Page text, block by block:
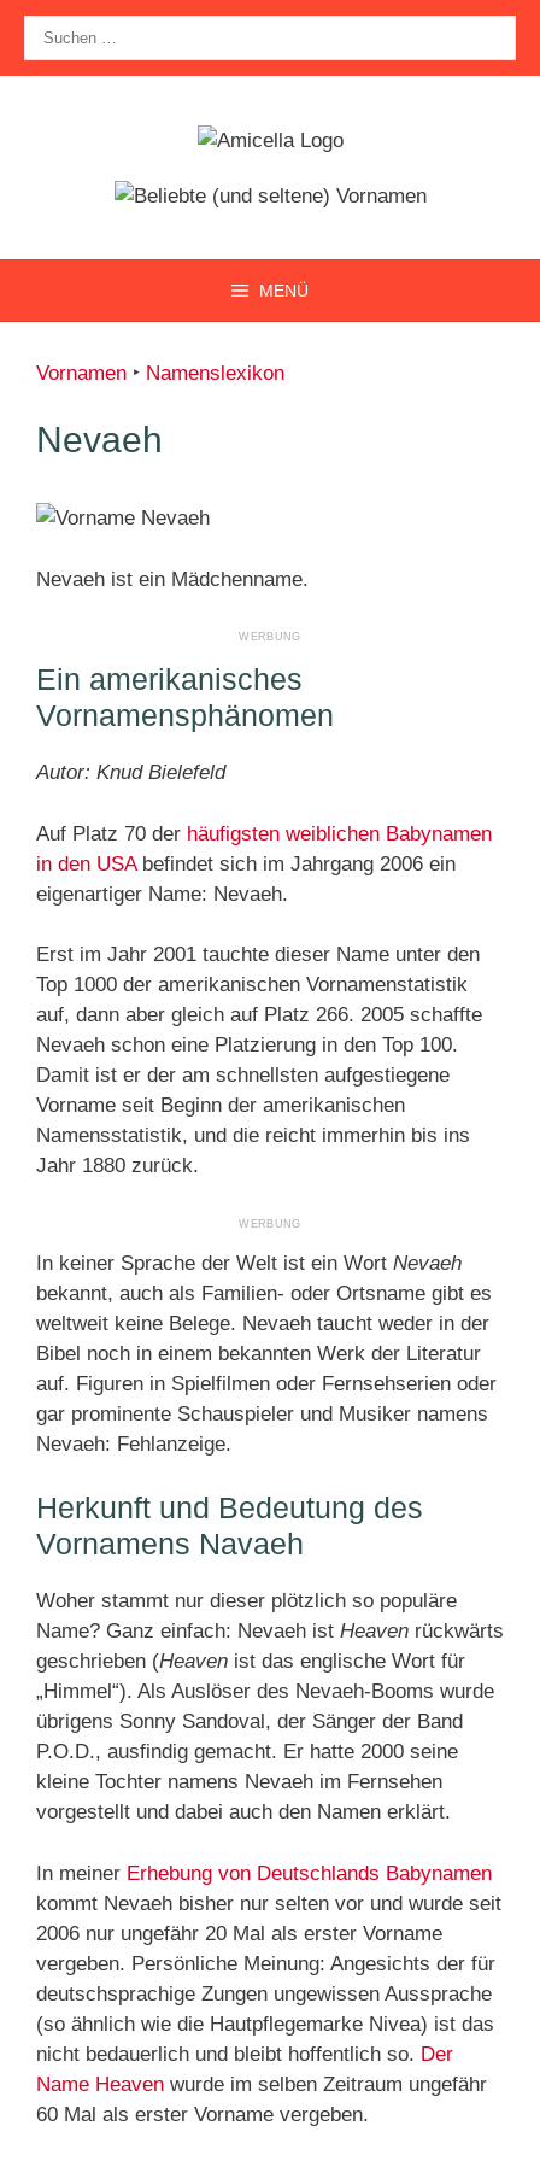
Zum
Inhalt
springen
nach:
MENÜ
Vornamen ‣ Namenslexikon
Nevaeh
Nevaeh ist ein Mädchenname.
Ein amerikanisches
Vornamensphänomen
Autor: Knud Bielefeld
Auf Platz 70 der häufigsten weiblichen Babynamen
in den USAbefindet sich im Jahrgang 2006 ein
eigenartiger Name: Nevaeh.
Erst im Jahr 2001 tauchte dieser Name unter den
Top 1000 der amerikanischen Vornamenstatistik
auf, dann aber gleich auf Platz 266. 2005 schaffte
Nevaeh schon eine Platzierung in den Top 100.
Damit ist er der am schnellsten aufgestiegene
Vorname seit Beginn der amerikanischen
Namensstatistik, und die reicht immerhin bis ins
Jahr 1880 zurück.
In keiner Sprache der Welt ist ein Wort Nevaeh
bekannt, auch als Familien- oder Ortsname gibt es
weltweit keine Belege. Nevaeh taucht weder in der
Bibel noch in einem bekannten Werk der Literatur
auf. Figuren in Spielfilmen oder Fernsehserien oder
gar prominente Schauspieler und Musiker namens
Nevaeh: Fehlanzeige.
Herkunft und Bedeutung des
Vornamens Navaeh
Woher stammt nur dieser plötzlich so populäre
Name? Ganz einfach: Nevaeh ist Heaven rückwärts
geschrieben (Heaven ist das englische Wort für
„Himmel“). Als Auslöser des Nevaeh-Booms wurde
übrigens Sonny Sandoval, der Sänger der Band
P.O.D., ausfindig gemacht. Er hatte 2000 seine
kleine Tochter namens Nevaeh im Fernsehen
vorgestellt und dabei auch den Namen erklärt.
In meiner Erhebung von Deutschlands Babynamen
kommt Nevaeh bisher nur selten vor und wurde seit
2006 nur ungefähr 20 Mal als erster Vorname
vergeben. Persönliche Meinung: Angesichts der für
deutschsprachige Zungen ungewissen Aussprache
(so ähnlich wie die Hautpflegemarke Nivea) ist das
nicht bedauerlich und bleibt hoffentlich so. Der
Name Heaven wurde im selben Zeitraum ungefähr
60 Mal als erster Vorname vergeben.